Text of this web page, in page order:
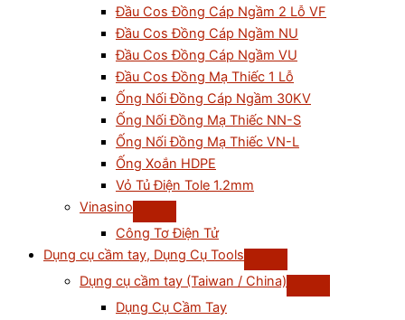
Đầu Cos Đồng Cáp Ngầm 2 Lỗ VF
Đầu Cos Đồng Cáp Ngầm NU
Đầu Cos Đồng Cáp Ngầm VU
Đầu Cos Đồng Mạ Thiếc 1 Lỗ
Ống Nối Đồng Cáp Ngầm 30KV
Ống Nối Đồng Mạ Thiếc NN-S
Ống Nối Đồng Mạ Thiếc VN-L
Ống Xoắn HDPE
Vỏ Tủ Điện Tole 1.2mm
Vinasino
Công Tơ Điện Tử
Dụng cụ cầm tay, Dụng Cụ Tools
Dụng cụ cầm tay (Taiwan / China)
Dụng Cụ Cầm Tay